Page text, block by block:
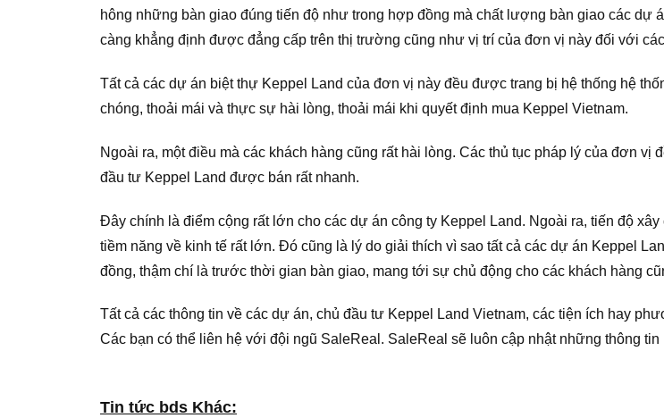
hông những bàn giao đúng tiến độ như trong hợp đồng mà chất lượng bàn giao các dự
càng khẳng định được đẳng cấp trên thị trường cũng như vị trí của đơn vị này đối với
Tất cả các dự án biệt thự Keppel Land của đơn vị này đều được trang bị hệ thống hệ
chóng, thoải mái và thực sự hài lòng, thoải mái khi quyết định mua Keppel Vietnam.
Ngoài ra, một điều mà các khách hàng cũng rất hài lòng. Các thủ tục pháp lý của đơn
đầu tư Keppel Land được bán rất nhanh.
Đây chính là điểm cộng rất lớn cho các dự án công ty Keppel Land. Ngoài ra, tiến độ
tiềm năng về kinh tế rất lớn. Đó cũng là lý do giải thích vì sao tất cả các dự án Keppel
đồng, thậm chí là trước thời gian bàn giao, mang tới sự chủ động cho các khách hàng
Tất cả các thông tin về các dự án, chủ đầu tư Keppel Land Vietnam, các tiện ích hay
Các bạn có thể liên hệ với đội ngũ SaleReal. SaleReal sẽ luôn cập nhật những thông
Tin tức bds Khác: